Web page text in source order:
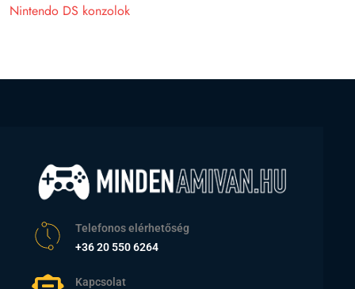
Nintendo DS konzolok
Telefonos elérhetőség
+36 20 550 6264
Kapcsolat